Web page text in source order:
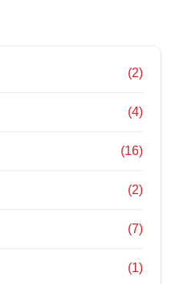
(2)
(4)
(16)
(2)
(7)
(1)